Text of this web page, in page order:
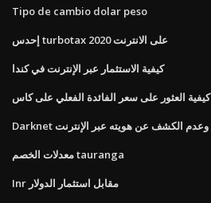
Tipo de cambio dolar peso
إحدس turbotax 2020 على الانترنت
كيفية الاستثمار عبر الإنترنت في كندا
كيفية العثور على سعر الفائدة الفعلي على كاس
Darknet وعدم الكشف عن هويته عبر الإنترنت
معدلات الخصم tauranga
Inr مقابل استثمار الدولار